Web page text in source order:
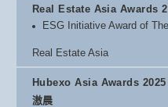
Real Estate Asia Awards
ESG Initiative Award of
Real Estate Asia
Hubexo Asia Awards
滶晨